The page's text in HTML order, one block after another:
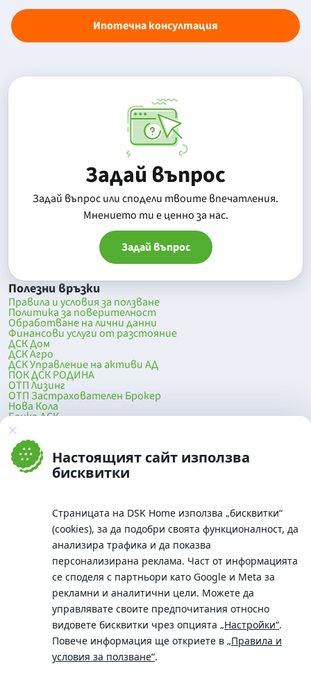
Настоящият сайт използва
бисквитки
Страницата на DSK Home използва „бисквитки“
(cookies), за да подобри своята функционалност, да
анализира трафика и да показва
персонализирана реклама. Част от информацията
се споделя с партньори като Google и Meta за
рекламни и аналитични цели. Можете да
управлявате своите предпочитания относно
видовете бисквитки чрез опцията „Настройки“.
Повече информация ще откриете в „Правила и
условия за ползване“.
Ипотечна консултация
Задай въпрос
Задай въпрос или сподели твоите впечатления.
Mнението ти е ценно за нас.
Задай въпрос
Полезни връзки
Правила и условия за ползване
Политика за поверителност
Обработване на лични данни
Финансови услуги от разстояние
ДСК Дом
ДСК Агро
ДСК Управление на активи АД
ПОК ДСК РОДИНА
ОТП Лизинг
ОТП Застрахователен Брокер
Нова Кола
Банка ДСК
DSK Mobile
Оферти за продажба от Банка ДСК
Клонова мрежа и банкомати
До началото на страницата
Телефон:
0700 10 375 / *2375
Московска No.19 / ул. Г. Бенковски No. 5, София 1036
SWIFT/BIC: